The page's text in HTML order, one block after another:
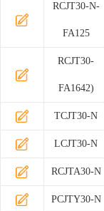
RCJT30-N-
FA125
RCJT30-
FA1642)
TCJT30-N
LCJT30-N
RCJTA30-N
PCJTY30-N